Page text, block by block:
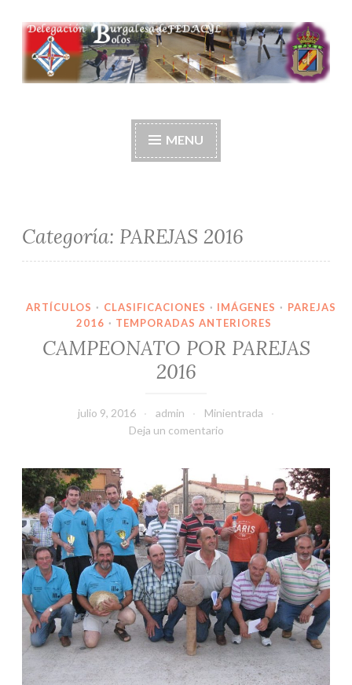
Ir
al
contenido
Delegación burgalesa
de fedacyl-bolos
MENU
Categoría: PAREJAS 2016
ARTÍCULOS · CLASIFICACIONES · IMÁGENES · PAREJAS
2016 · TEMPORADAS ANTERIORES
CAMPEONATO POR PAREJAS
2016
julio 9, 2016 admin
Minientrada
Deja un comentario